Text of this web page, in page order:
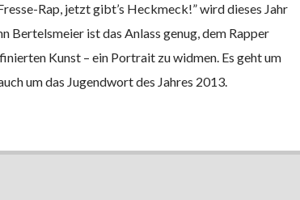
Rap, jetzt gibt’s Heckmeck!” wird dieses Jahr
Bertelsmeier ist das Anlass genug, dem Rapper
Kunst – ein Portrait zu widmen. Es geht um
um das Jugendwort des Jahres 2013.